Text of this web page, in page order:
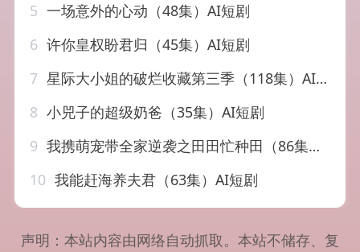
5 一场意外的心动（48集）AI短剧
6 许你皇权盼君归（45集）AI短剧
7 星际大小姐的破烂收藏第三季（118集）AI短剧
8 小兕子的超级奶爸（35集）AI短剧
9 我携萌宠带全家逆袭之田田忙种田（86集）AI短剧
10 我能赶海养夫君（63集）AI短剧
声明：本站内容由网络自动抓取。本站不储存、复